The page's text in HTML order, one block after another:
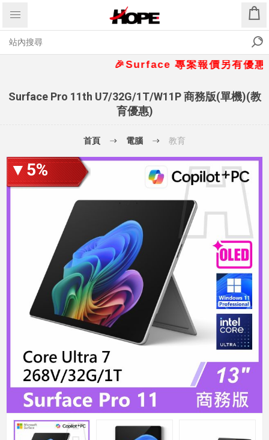
🎉Surface 專案報價另有優惠
Surface Pro 11th U7/32G/1T/W11P 商務版(單機)(教
育優惠)
首頁 電腦 教育
▼5%